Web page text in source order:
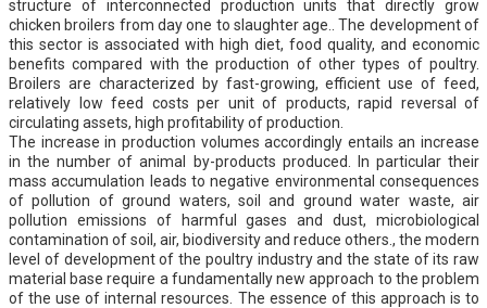
structure of interconnected production units that directly grow
chicken broilers from day one to slaughter age.. The development of
this sector is associated with high diet, food quality, and economic
benefits compared with the production of other types of poultry.
Broilers are characterized by fast-growing, efficient use of feed,
relatively low feed costs per unit of products, rapid reversal of
circulating assets, high profitability of production.
The increase in production volumes accordingly entails an increase
in the number of animal by-products produced. In particular their
mass accumulation leads to negative environmental consequences
of pollution of ground waters, soil and ground water waste, air
pollution emissions of harmful gases and dust, microbiological
contamination of soil, air, biodiversity and reduce others., the modern
level of development of the poultry industry and the state of its raw
material base require a fundamentally new approach to the problem
of the use of internal resources. The essence of this approach is to